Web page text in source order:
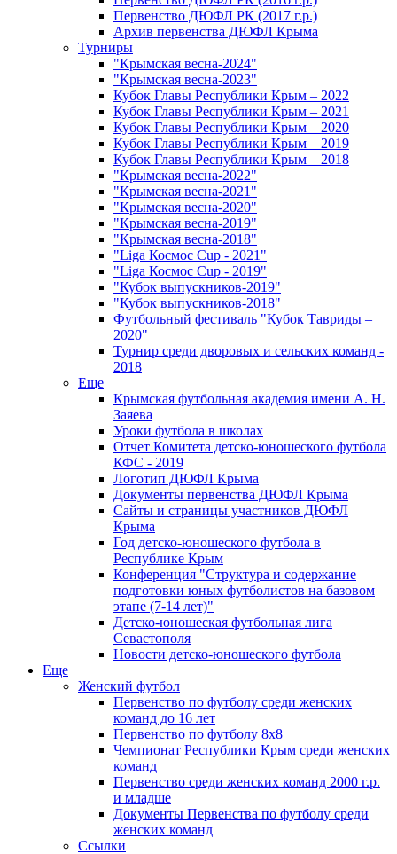
Первенство ДЮФЛ РК (2017 г.р.)
Архив первенства ДЮФЛ Крыма
Турниры
"Крымская весна-2024"
"Крымская весна-2023"
Кубок Главы Республики Крым – 2022
Кубок Главы Республики Крым – 2021
Кубок Главы Республики Крым – 2020
Кубок Главы Республики Крым – 2019
Кубок Главы Республики Крым – 2018
"Крымская весна-2022"
"Крымская весна-2021"
"Крымская весна-2020"
"Крымская весна-2019"
"Крымская весна-2018"
"Liga Космос Cup - 2021"
"Liga Космос Cup - 2019"
"Кубок выпускников-2019"
"Кубок выпускников-2018"
Футбольный фестиваль "Кубок Тавриды –
2020"
Турнир среди дворовых и сельских команд -
2018
Еще
Крымская футбольная академия имени А. Н.
Заяева
Уроки футбола в школах
Отчет Комитета детско-юношеского футбола
КФС - 2019
Логотип ДЮФЛ Крыма
Документы первенства ДЮФЛ Крыма
Сайты и страницы участников ДЮФЛ
Крыма
Год детско-юношеского футбола в
Республике Крым
Конференция "Структура и содержание
подготовки юных футболистов на базовом
этапе (7-14 лет)"
Детско-юношеская футбольная лига
Севастополя
Новости детско-юношеского футбола
Еще
Женский футбол
Первенство по футболу среди женских
команд до 16 лет
Первенство по футболу 8х8
Чемпионат Республики Крым среди женских
команд
Первенство среди женских команд 2000 г.р.
и младше
Документы Первенства по футболу среди
женских команд
Ссылки